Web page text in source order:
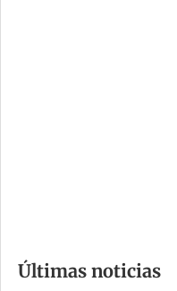
p
Últimas noticias